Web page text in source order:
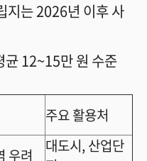
지는 2026년 이후 사
균 12~15만 원 수준
주요 활용처
우려
대도시, 산업단